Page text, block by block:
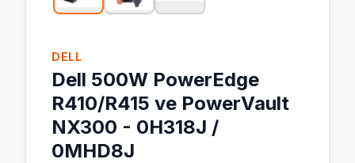
DELL
Dell 500W PowerEdge
R410/R415 ve PowerVault
NX300 - 0H318J /
0MHD8J